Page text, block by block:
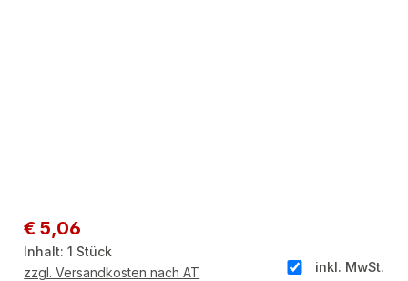
Regulärer Preis:
€ 5,06
Inhalt:1 Stück
inkl. MwSt.
zzgl. Versandkosten nach AT